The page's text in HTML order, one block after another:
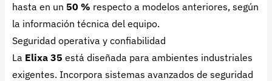
hasta en un 50 % respecto a modelos anteriores, según
la información técnica del equipo.
Seguridad operativa y confiabilidad
La Elixa 35 está diseñada para ambientes industriales
exigentes. Incorpora sistemas avanzados de seguridad